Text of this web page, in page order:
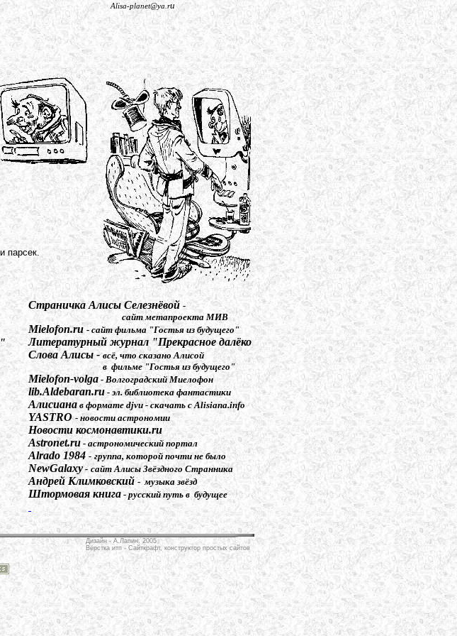
Alisa-planet@ya.ru
парсек.
Страничка Алисы Селезнёвой -
сайт метапроекта МИВ
Mielofon.ru - сайт фильма "Гостья из будущего"
Литературный журнал "Прекрасное далёко
Слова Алисы-всё, что сказано Алисой
в фильме "Гостья из будущего"
Mielofon-volga - Волгоградский Миелофон
lib.Aldebaran.ru- эл. библиотека фантастики
Алисианав формате djvu - скачать с Alisiana.info
YASTRO - новости астрономии
Новости космонавтики.ru
Astronet.ru - астрономический портал
Alrado 1984 - группа, которой почти не было
NewGalaxy- сайт Алисы Звёздного Странника
Андрей Климковский - музыка звёзд
Штормовая книга- русский путь в будущее
Дизайн - А.Лапин, 2005
Вёрстка итп - Сайткрафт, конструктор простых сайтов